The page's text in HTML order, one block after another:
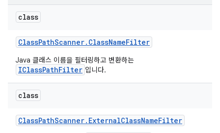
class
ClassPathScanner. ClassNameFilter
Java 클래스 이름을 필터링하고 변환하는
IClassPathFilter 입니다.
class
ClassPathScanner. ExternalClassNameFilter